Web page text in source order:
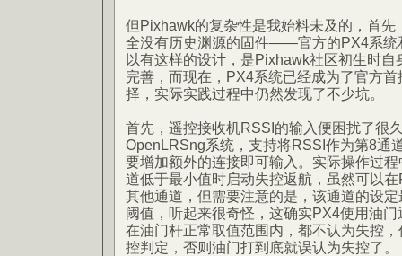
但Pixhawk的复杂性是我始料未及的，首
全没有历史渊源的固件——官方的PX4系统
以有这样的设计，是Pixhawk社区初生时
完善，而现在，PX4系统已经成为了官方
择，实际实践过程中仍然发现了不少坑。
首先，遥控接收机RSSI的输入便困扰了很
OpenLRSng系统，支持将RSSI作为第8通
要增加额外的连接即可输入。实际操作过
道低于最小值时启动失控返航，虽然可以
其他通道，但需要注意的是，该通道的设
阈值，听起来很奇怪，这确实PX4使用油
在油门杆正常取值范围内，都不认为失控
控判定，否则油门打到底就误认为失控了。